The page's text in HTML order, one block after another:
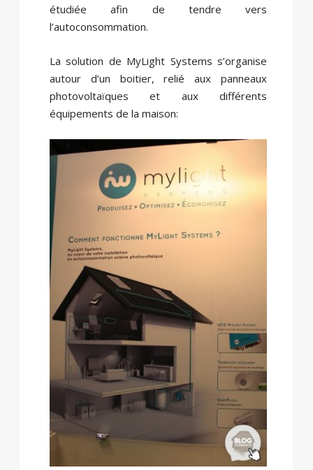
étudiée afin de tendre vers
l’autoconsommation.
La solution de MyLight Systems s’organise
autour d’un boitier, relié aux panneaux
photovoltaïques et aux différents
équipements de la maison: